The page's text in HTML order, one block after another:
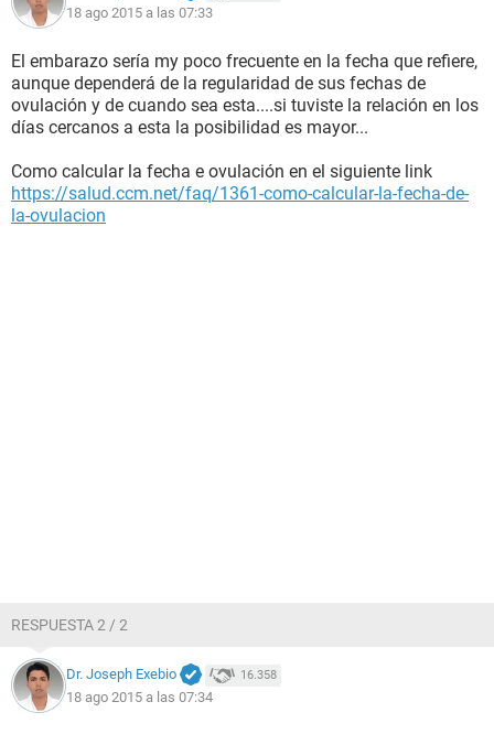
18 ago 2015 a las 07:33
El embarazo sería my poco frecuente en la fecha que refiere,
aunque dependerá de la regularidad de sus fechas de
ovulación y de cuando sea esta....si tuviste la relación en los
días cercanos a esta la posibilidad es mayor...
Como calcular la fecha e ovulación en el siguiente link
https://salud.ccm.net/faq/1361-como-calcular-la-fecha-de-
la-ovulacion
RESPUESTA 2 / 2
Dr. Joseph Exebio 16.358
18 ago 2015 a las 07:34